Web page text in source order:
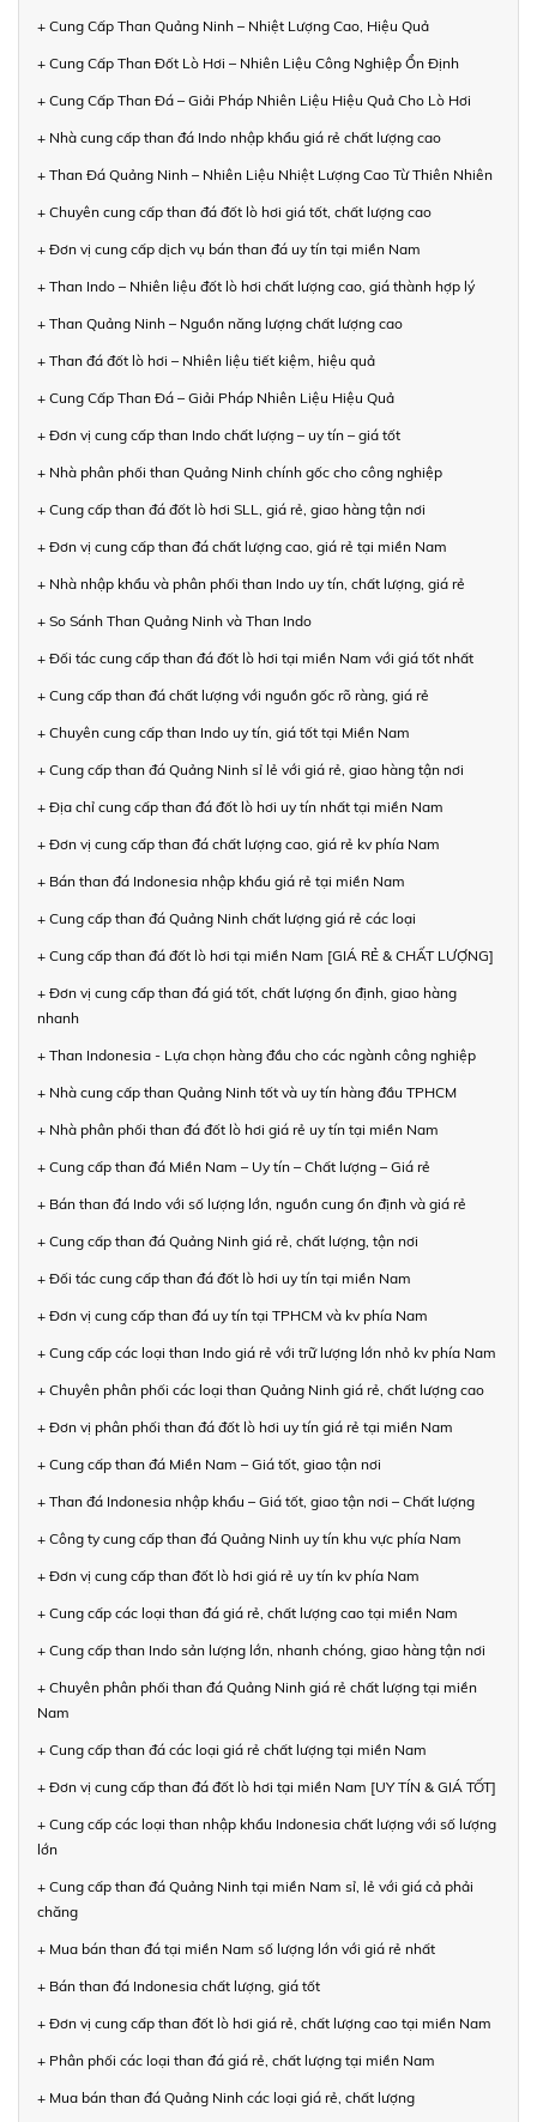
+ Cung Cấp Than Quảng Ninh – Nhiệt Lượng Cao, Hiệu Quả
+ Cung Cấp Than Đốt Lò Hơi – Nhiên Liệu Công Nghiệp Ổn Định
+ Cung Cấp Than Đá – Giải Pháp Nhiên Liệu Hiệu Quả Cho Lò Hơi
+ Nhà cung cấp than đá Indo nhập khẩu giá rẻ chất lượng cao
+ Than Đá Quảng Ninh – Nhiên Liệu Nhiệt Lượng Cao Từ Thiên Nhiên
+ Chuyên cung cấp than đá đốt lò hơi giá tốt, chất lượng cao
+ Đơn vị cung cấp dịch vụ bán than đá uy tín tại miền Nam
+ Than Indo – Nhiên liệu đốt lò hơi chất lượng cao, giá thành hợp lý
+ Than Quảng Ninh – Nguồn năng lượng chất lượng cao
+ Than đá đốt lò hơi – Nhiên liệu tiết kiệm, hiệu quả
+ Cung Cấp Than Đá – Giải Pháp Nhiên Liệu Hiệu Quả
+ Đơn vị cung cấp than Indo chất lượng – uy tín – giá tốt
+ Nhà phân phối than Quảng Ninh chính gốc cho công nghiệp
+ Cung cấp than đá đốt lò hơi SLL, giá rẻ, giao hàng tận nơi
+ Đơn vị cung cấp than đá chất lượng cao, giá rẻ tại miền Nam
+ Nhà nhập khẩu và phân phối than Indo uy tín, chất lượng, giá rẻ
+ So Sánh Than Quảng Ninh và Than Indo
+ Đối tác cung cấp than đá đốt lò hơi tại miền Nam với giá tốt nhất
+ Cung cấp than đá chất lượng với nguồn gốc rõ ràng, giá rẻ
+ Chuyên cung cấp than Indo uy tín, giá tốt tại Miền Nam
+ Cung cấp than đá Quảng Ninh sỉ lẻ với giá rẻ, giao hàng tận nơi
+ Địa chỉ cung cấp than đá đốt lò hơi uy tín nhất tại miền Nam
+ Đơn vị cung cấp than đá chất lượng cao, giá rẻ kv phía Nam
+ Bán than đá Indonesia nhập khẩu giá rẻ tại miền Nam
+ Cung cấp than đá Quảng Ninh chất lượng giá rẻ các loại
+ Cung cấp than đá đốt lò hơi tại miền Nam [GIÁ RẺ & CHẤT LƯỢNG]
+ Đơn vị cung cấp than đá giá tốt, chất lượng ổn định, giao hàng
nhanh
+ Than Indonesia - Lựa chọn hàng đầu cho các ngành công nghiệp
+ Nhà cung cấp than Quảng Ninh tốt và uy tín hàng đầu TPHCM
+ Nhà phân phối than đá đốt lò hơi giá rẻ uy tín tại miền Nam
+ Cung cấp than đá Miền Nam – Uy tín – Chất lượng – Giá rẻ
+ Bán than đá Indo với số lượng lớn, nguồn cung ổn định và giá rẻ
+ Cung cấp than đá Quảng Ninh giá rẻ, chất lượng, tận nơi
+ Đối tác cung cấp than đá đốt lò hơi uy tín tại miền Nam
+ Đơn vị cung cấp than đá uy tín tại TPHCM và kv phía Nam
+ Cung cấp các loại than Indo giá rẻ với trữ lượng lớn nhỏ kv phía Nam
+ Chuyên phân phối các loại than Quảng Ninh giá rẻ, chất lượng cao
+ Đơn vị phân phối than đá đốt lò hơi uy tín giá rẻ tại miền Nam
+ Cung cấp than đá Miền Nam – Giá tốt, giao tận nơi
+ Than đá Indonesia nhập khẩu – Giá tốt, giao tận nơi – Chất lượng
+ Công ty cung cấp than đá Quảng Ninh uy tín khu vực phía Nam
+ Đơn vị cung cấp than đốt lò hơi giá rẻ uy tín kv phía Nam
+ Cung cấp các loại than đá giá rẻ, chất lượng cao tại miền Nam
+ Cung cấp than Indo sản lượng lớn, nhanh chóng, giao hàng tận nơi
+ Chuyên phân phối than đá Quảng Ninh giá rẻ chất lượng tại miền
Nam
+ Cung cấp than đá các loại giá rẻ chất lượng tại miền Nam
+ Đơn vị cung cấp than đá đốt lò hơi tại miền Nam [UY TÍN & GIÁ TỐT]
+ Cung cấp các loại than nhập khẩu Indonesia chất lượng với số lượng
lớn
+ Cung cấp than đá Quảng Ninh tại miền Nam sỉ, lẻ với giá cả phải
chăng
+ Mua bán than đá tại miền Nam số lượng lớn với giá rẻ nhất
+ Bán than đá Indonesia chất lượng, giá tốt
+ Đơn vị cung cấp than đốt lò hơi giá rẻ, chất lượng cao tại miền Nam
+ Phân phối các loại than đá giá rẻ, chất lượng tại miền Nam
+ Mua bán than đá Quảng Ninh các loại giá rẻ, chất lượng